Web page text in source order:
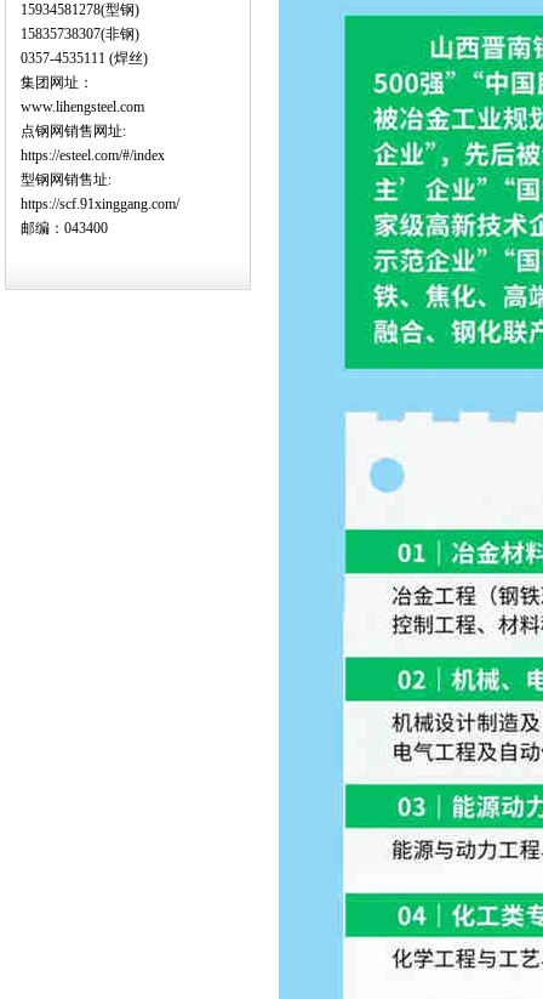
15934581278(型钢)
15835738307(非钢)
0357-4535111 (焊丝)
集团网址：
www.lihengsteel.com
点钢网销售网址:
https://esteel.com/#/index
型钢网销售址:
https://scf.91xinggang.com/
邮编：043400